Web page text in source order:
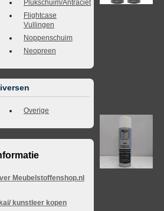
Plukschuim/Antraciet
Flightcase
Vullingen
Noppenschuim
Neopreen
Overige
Meubelstoffenshop.nl
kunstleer kopen